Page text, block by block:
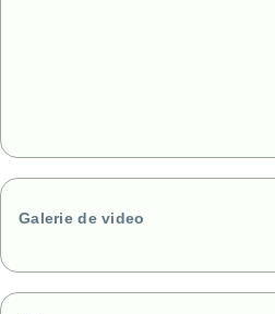
Galerie de video